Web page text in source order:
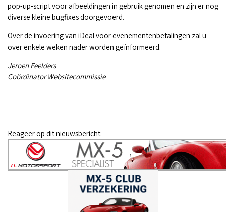
pop-up-script voor afbeeldingen in gebruik genomen en zijn er nog
diverse kleine bugfixes doorgevoerd.
Over de invoering van iDeal voor evenementenbetalingen zal u
over enkele weken nader worden geïnformeerd.
Jeroen Feelders
Coördinator Websitecommissie
Reageer op dit nieuwsbericht: